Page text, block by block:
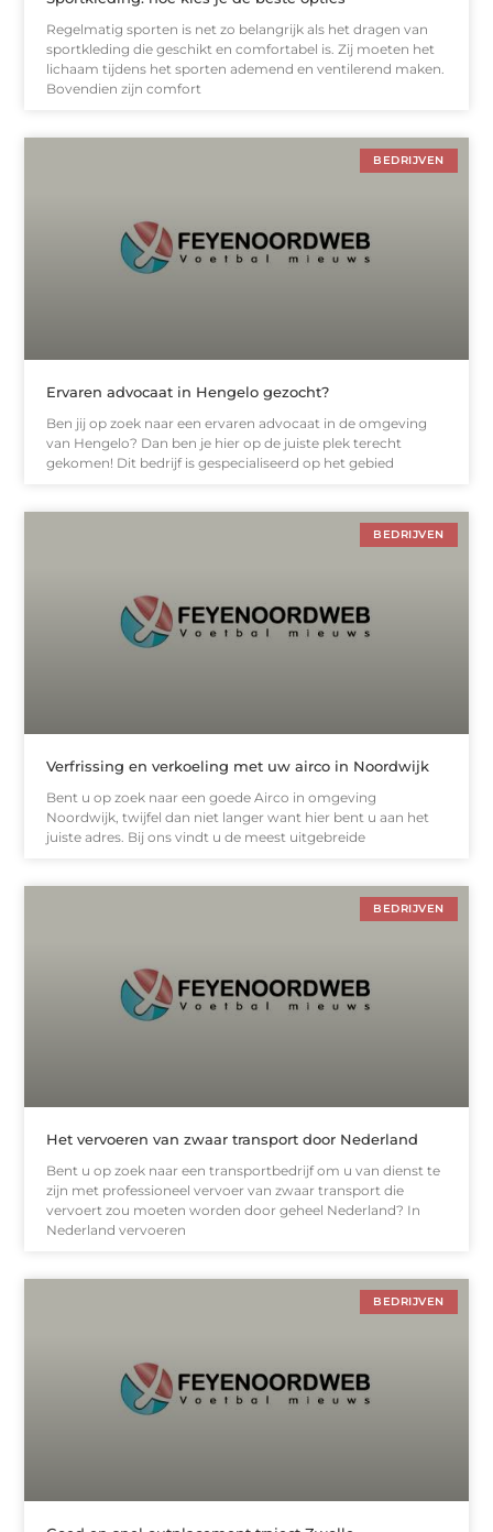
Regelmatig sporten is net zo belangrijk als het dragen van
sportkleding die geschikt en comfortabel is. Zij moeten het
lichaam tijdens het sporten ademend en ventilerend maken.
Bovendien zijn comfort
BEDRIJVEN
Ervaren advocaat in Hengelo gezocht?
Ben jij op zoek naar een ervaren advocaat in de omgeving
van Hengelo? Dan ben je hier op de juiste plek terecht
gekomen! Dit bedrijf is gespecialiseerd op het gebied
BEDRIJVEN
Verfrissing en verkoeling met uw airco in Noordwijk
Bent u op zoek naar een goede Airco in omgeving
Noordwijk, twijfel dan niet langer want hier bent u aan het
juiste adres. Bij ons vindt u de meest uitgebreide
BEDRIJVEN
Het vervoeren van zwaar transport door Nederland
Bent u op zoek naar een transportbedrijf om u van dienst te
zijn met professioneel vervoer van zwaar transport die
vervoert zou moeten worden door geheel Nederland? In
Nederland vervoeren
BEDRIJVEN